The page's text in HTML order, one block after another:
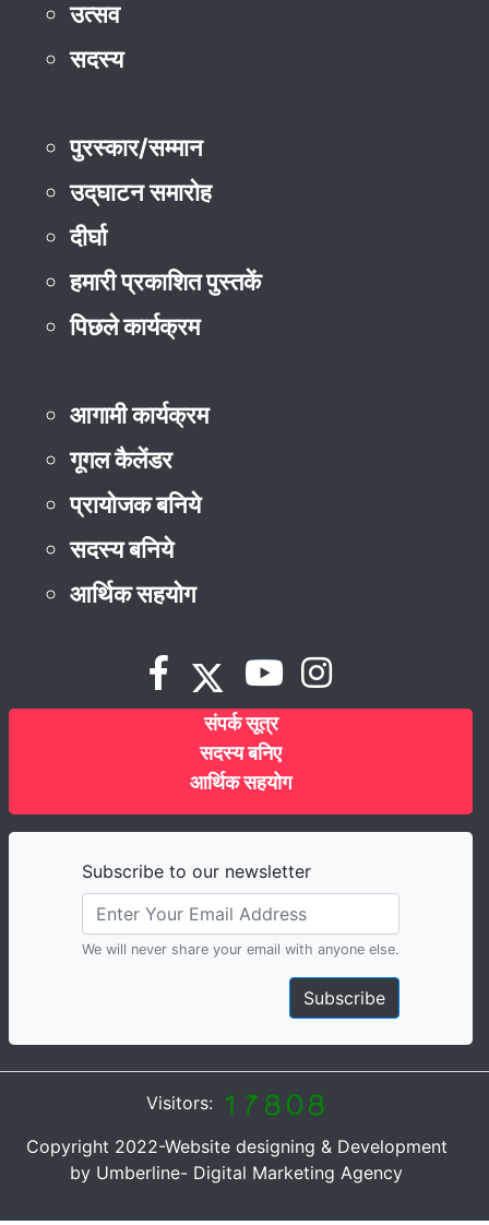
उत्सव
सदस्य
पुरस्कार/सम्मान
उद्‌घाटन समारोह
दीर्घा
हमारी प्रकाशित पुस्तकें
पिछले कार्यक्रम
आगामी कार्यक्रम
गूगल कैलेंडर
प्रायोजक बनिये
सदस्य बनिये
आर्थिक सहयोग
संपर्क सूत्र
सदस्य बनिए
आर्थिक सहयोग
Subscribe to our newsletter
We will never share your email with anyone else.
Subscribe
Visitors:
Copyright 2022-Website designing & Development
by Umberline- Digital Marketing Agency